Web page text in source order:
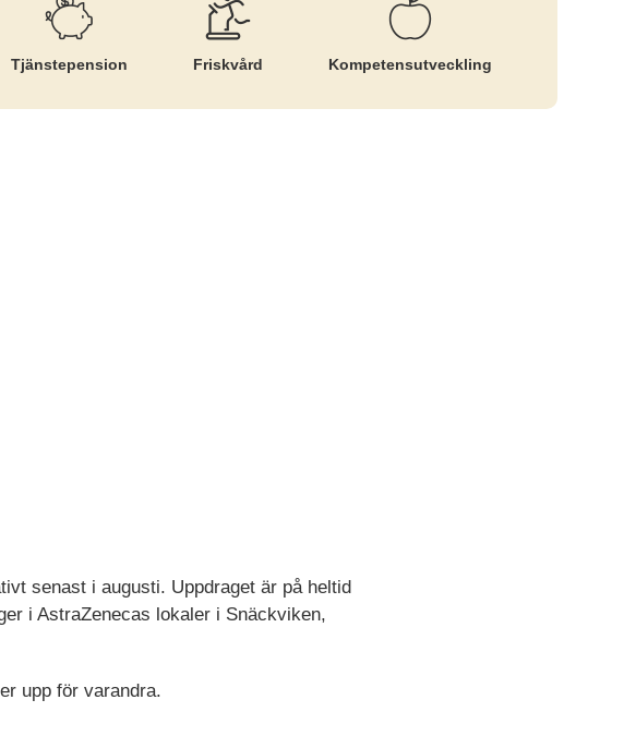
Tjänste­pension Friskvård Kompetens­utveckling
senast i augusti. Uppdraget är på heltid
i AstraZenecas lokaler i Snäckviken,
upp för varandra.